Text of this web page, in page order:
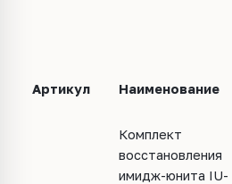
Артикул Наименование
Комплект
восстановления
имидж-юнита IU-